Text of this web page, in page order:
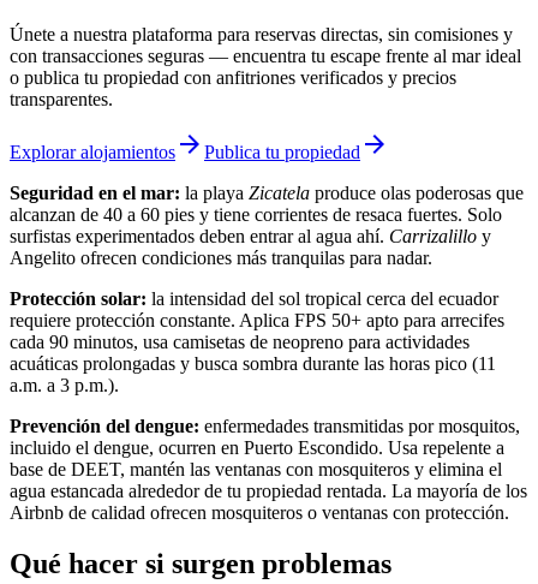
Únete a nuestra plataforma para reservas directas, sin comisiones y
con transacciones seguras — encuentra tu escape frente al mar ideal
o publica tu propiedad con anfitriones verificados y precios
transparentes.
Explorar alojamientos arrow_forward Publica tu propiedad arrow_forward
Seguridad en el mar: la playa Zicatela produce olas poderosas que
alcanzan de 40 a 60 pies y tiene corrientes de resaca fuertes. Solo
surfistas experimentados deben entrar al agua ahí. Carrizalillo y
Angelito ofrecen condiciones más tranquilas para nadar.
Protección solar: la intensidad del sol tropical cerca del ecuador
requiere protección constante. Aplica FPS 50+ apto para arrecifes
cada 90 minutos, usa camisetas de neopreno para actividades
acuáticas prolongadas y busca sombra durante las horas pico (11
a.m. a 3 p.m.).
Prevención del dengue: enfermedades transmitidas por mosquitos,
incluido el dengue, ocurren en Puerto Escondido. Usa repelente a
base de DEET, mantén las ventanas con mosquiteros y elimina el
agua estancada alrededor de tu propiedad rentada. La mayoría de los
Airbnb de calidad ofrecen mosquiteros o ventanas con protección.
Qué hacer si surgen problemas